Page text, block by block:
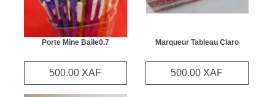
Porte Mine Baile0.7
500.00 XAF
Marqueur Tableau Claro
500.00 XAF